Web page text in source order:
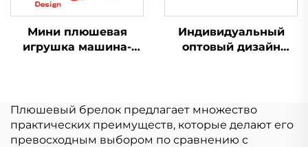
Мини плюшевая
игрушка машина-
кролик, кошка,
настраиваемый
плюшевый брелок
Индивидуальный
оптовый дизайн
Игрушки Мягкие
Игрушки Животное
Плюшевые на заказ
Плюшевый брелок предлагает множество
практических преимуществ, которые делают его
превосходным выбором по сравнению с